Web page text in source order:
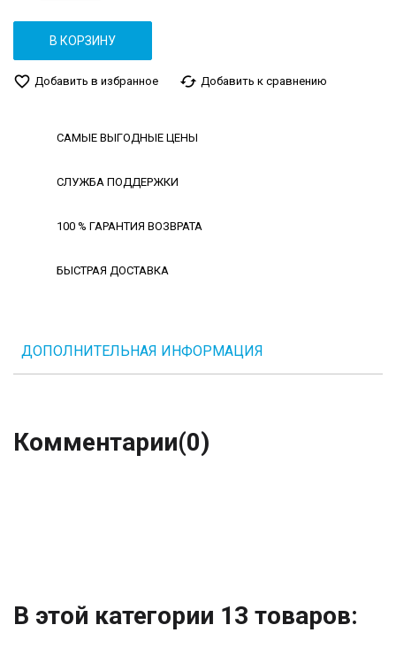
В КОРЗИНУ
favorite_border Добавить в избранное cached Добавить к сравнению
САМЫЕ ВЫГОДНЫЕ ЦЕНЫ
СЛУЖБА ПОДДЕРЖКИ
100 % ГАРАНТИЯ ВОЗВРАТА
БЫСТРАЯ ДОСТАВКА
ДОПОЛНИТЕЛЬНАЯ ИНФОРМАЦИЯ
Комментарии(0)
В этой категории 13 товаров: